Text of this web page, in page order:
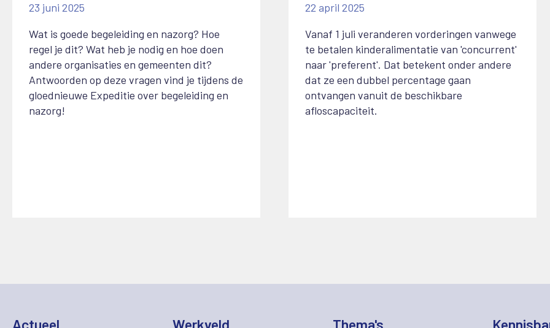
23 juni 2025
Wat is goede begeleiding en nazorg? Hoe
regel je dit? Wat heb je nodig en hoe doen
andere organisaties en gemeenten dit?
Antwoorden op deze vragen vind je tijdens de
gloednieuwe Expeditie over begeleiding en
nazorg!
22 april 2025
Vanaf 1 juli veranderen vorderingen vanwege
te betalen kinderalimentatie van 'concurrent'
naar 'preferent'. Dat betekent onder andere
dat ze een dubbel percentage gaan
ontvangen vanuit de beschikbare
afloscapaciteit.
Actueel Werkveld Thema's